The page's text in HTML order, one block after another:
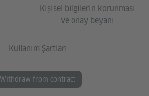
Kişisel bilgilerin korunması
ve onay beyanı
Kullanım Şartları
Withdraw from contract